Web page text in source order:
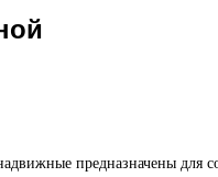
предназначены для